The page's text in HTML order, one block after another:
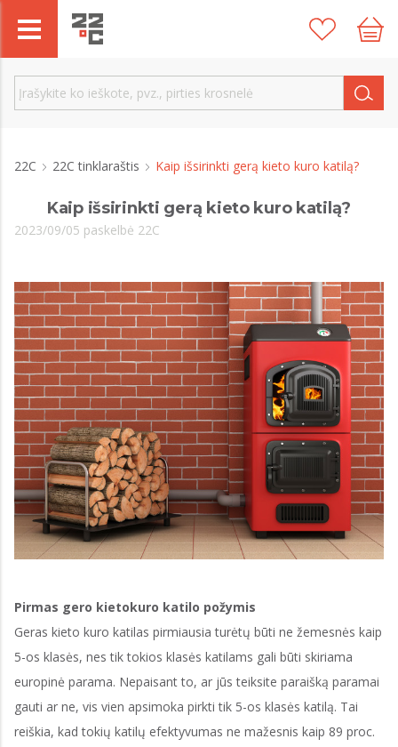
22C 22C tinklaraštis Kaip išsirinkti gerą kieto kuro katilą?
Kaip išsirinkti gerą kieto kuro katilą?
2023/09/05 paskelbė 22C
Pirmas gero kietokuro katilo požymis
Geras kieto kuro katilas pirmiausia turėtų būti ne žemesnės kaip
5-os klasės, nes tik tokios klasės katilams gali būti skiriama
europinė parama. Nepaisant to, ar jūs teiksite paraišką paramai
gauti ar ne, vis vien apsimoka pirkti tik 5-os klasės katilą. Tai
reiškia, kad tokių katilų efektyvumas ne mažesnis kaip 89 proc.